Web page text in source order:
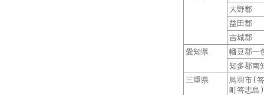
大野郡
益田郡
吉城郡
愛知県
幡豆郡一
知多郡南
三重県
鳥羽市(
町答志島)